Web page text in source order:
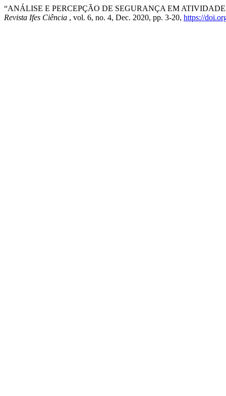
“ANÁLISE E PERCEPÇÃO DE SEGURANÇA EM
Revista Ifes Ciência , vol. 6, no. 4, Dec. 2020, pp. 3-20, https://